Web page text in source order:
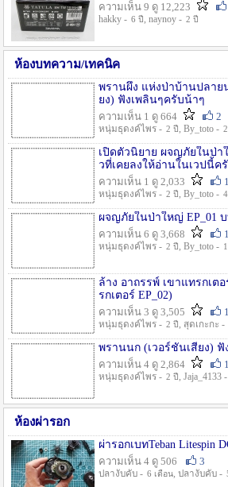
ความเห็น 9 ดู 12,223
hakky - 6 ปี , naynoy - 2 ปี
ห้องบทความ/เทคนิค
พรานผึ้ง แห่งป่าบ้านปลาย
ยง) ฟังเพลินๆครับน้าๆ
ความเห็น 1 ดู 664
2
หนุ่มธุดงค์ไพร - 2 ปี , By_toto -
เปิดตัวนิยาย ผจญภัยในป่า
วที่เคยลงให้อ่านในเวปนี้ครั
ความเห็น 1 ดู 2,033
1
หนุ่มธุดงค์ไพร - 2 ปี , By_toto -
ผจญภัยในป่าใหญ่ EP_01
ความเห็น 6 ดู 3,668
1
หนุ่มธุดงค์ไพร - 2 ปี , By_toto -
ล้าง อาถรรพ์ เขาแทรกเต
รกเตอร์ EP_02)
ความเห็น 3 ดู 3,505
1
หนุ่มธุดงค์ไพร - 2 ปี , สุดเกะกะ -
พรานนก (เวอร์ชั่นเสียง)
ความเห็น 4 ดู 2,864
1
หนุ่มธุดงค์ไพร - 2 ปี , Jaja_4133 -
ห้องผ่ารอก
ผ่ารอกเบทTeban Litespin
ความเห็น 4 ดู 506
3
ปลางับคับ - 6 เดือน, ปลางับคับ -